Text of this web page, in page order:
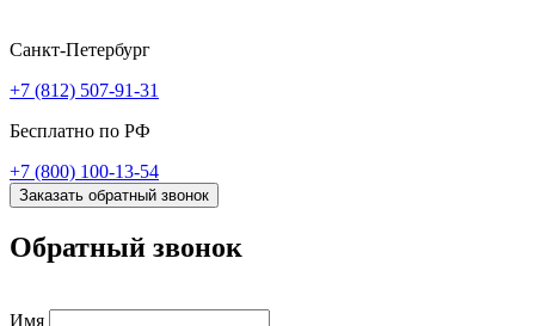
Санкт-Петербург
+7 (812) 507-91-31
Бесплатно по РФ
+7 (800) 100-13-54
Заказать обратный звонок
Обратный звонок
Имя